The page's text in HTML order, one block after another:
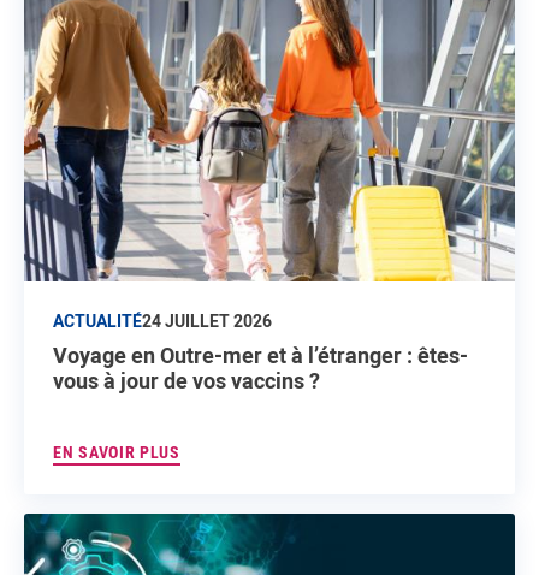
ACTUALITÉ24 JUILLET 2026
Voyage en Outre-mer et à l’étranger : êtes-
vous à jour de vos vaccins ?
EN SAVOIR PLUS